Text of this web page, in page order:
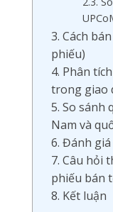
3. Cách
phiếu)
4. Phân
trong giao
5. So sánh
Nam và
6. Đánh
7. Câu hỏi
phiếu bán
8. Kết luận